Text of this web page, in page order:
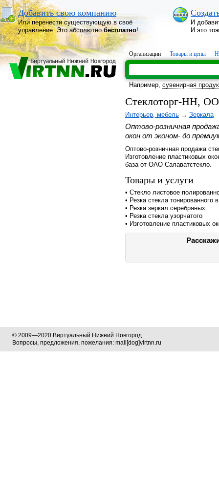
Добавить свою компанию
Или перенести существующую в своё
управление. Это абсолютнобесплатно!
И
И это
Организации Товары и цены
Например, сувенирная
Стеклоторг-НН,
Интерьер, мебель → Зеркала
Оптово-розничная
окон от эконом- до
Оптово-розничная продажа
Изготовление пластиковых
база от ОАО Салаватстекло.
Товары и услуги
• Стекло листовое
• Резка стекла тонированного
• Резка зеркал серебряных
• Резка стекла узорчатого
• Изготовление пластиковых
© 2009—2020 Виртуальный Нижний Новгород
Вопросы, предложения, пожелания: mail[dog]virtnn.ru